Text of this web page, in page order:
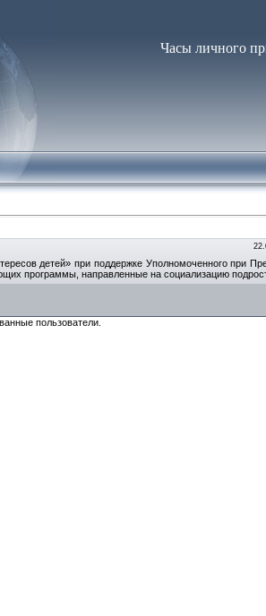
Часы личного
детей» при поддержке Уполномоченного при
программы, направленные на социализацию
пользователи.